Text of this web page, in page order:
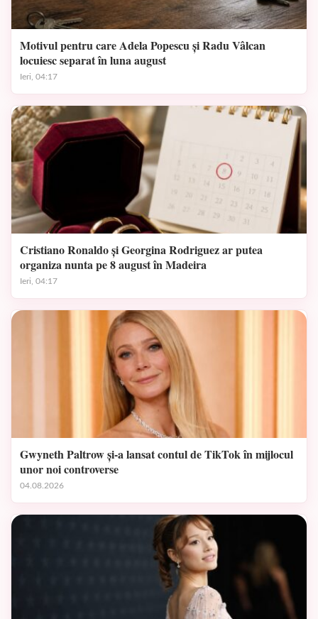
Motivul pentru care Adela Popescu și Radu Vâlcan
locuiesc separat în luna august
Ieri, 04:17
Cristiano Ronaldo și Georgina Rodriguez ar putea
organiza nunta pe 8 august în Madeira
Ieri, 04:17
Gwyneth Paltrow și-a lansat contul de TikTok în mijlocul
unor noi controverse
04.08.2026